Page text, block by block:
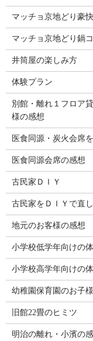
マッチョ京地どり豪
マッチョ京地どり鍋
井筒屋の楽しみ方
体験プラン
別館・離れ１フロア
様の感想
医食同源・炭火会席
医食同源会席の感想
古民家ＤＩＹ
古民家をＤＩＹで直
地元のお客様の感想
小学校低学年向けの
小学校高学年向けの
幼稚園保育園のお子
旧館22畳のヒミツ
明治の離れ・小濱の